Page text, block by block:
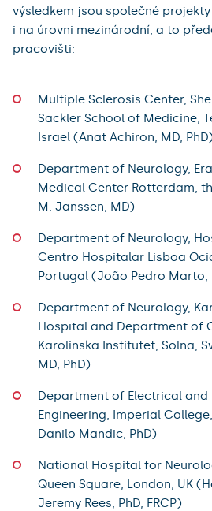
výsledkem jsou společné
i na úrovni mezinárodní, a to
pracovišti:
Multiple Sclerosis Center,
Sackler School of Medicine,
Israel (Anat Achiron, MD,
Department of Neurology,
Medical Center Rotterdam,
M. Janssen, MD)
Department of Neurology,
Centro Hospitalar Lisboa
Portugal (João Pedro Marto,
Department of Neurology,
Hospital and Department of
Karolinska Institutet, Solna,
MD, PhD)
Department of Electrical and
Engineering, Imperial
Danilo Mandic, PhD)
National Hospital for
Queen Square, London, UK
Jeremy Rees, PhD, FRCP)